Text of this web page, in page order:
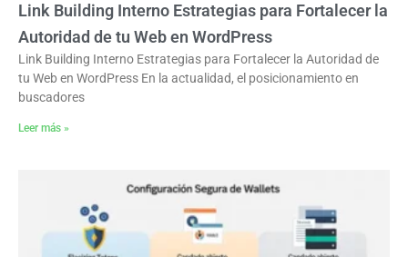
Link Building Interno Estrategias para Fortalecer la
Autoridad de tu Web en WordPress
Link Building Interno Estrategias para Fortalecer la Autoridad de
tu Web en WordPress En la actualidad, el posicionamiento en
buscadores
Leer más »